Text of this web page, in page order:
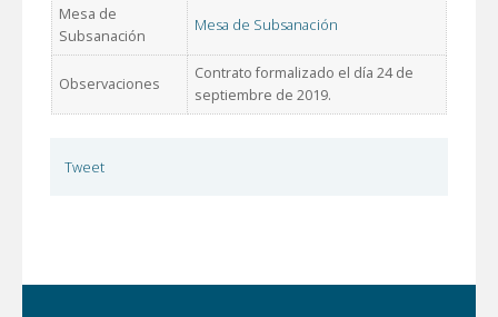
Mesa de
Subsanación
Mesa de Subsanación
Observaciones
Contrato formalizado el día 24 de
septiembre de 2019.
Tweet